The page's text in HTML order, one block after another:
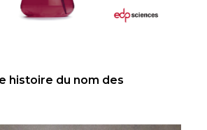
histoire du nom des